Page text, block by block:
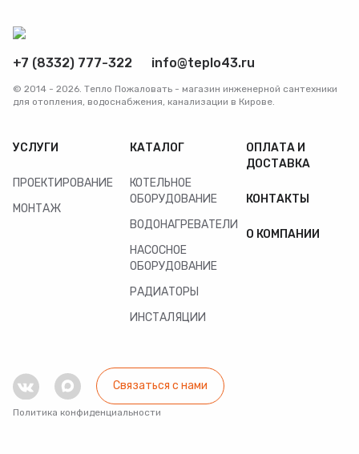
+7 (8332) 777-322 info@teplo43.ru
© 2014 - 2026. Тепло Пожаловать - магазин инженерной сантехники
для отопления, водоснабжения, канализации в Кирове.
УСЛУГИ
ПРОЕКТИРОВАНИЕ
МОНТАЖ
КАТАЛОГ
КОТЕЛЬНОЕ
ОБОРУДОВАНИЕ
ВОДОНАГРЕВАТЕЛИ
НАСОСНОЕ
ОБОРУДОВАНИЕ
РАДИАТОРЫ
ИНСТАЛЯЦИИ
ОПЛАТА И
ДОСТАВКА
КОНТАКТЫ
О КОМПАНИИ
Политика конфиденциальности
Связаться с нами